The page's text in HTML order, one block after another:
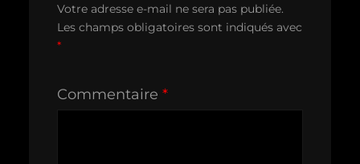
Votre adresse e-mail ne sera pas publiée.
Les champs obligatoires sont indiqués avec
*
Commentaire *